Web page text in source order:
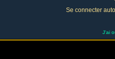
Se connecter
J'ai